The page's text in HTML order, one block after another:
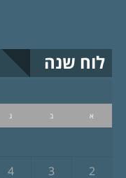
לוח שנה
א ב ג
2
3
4